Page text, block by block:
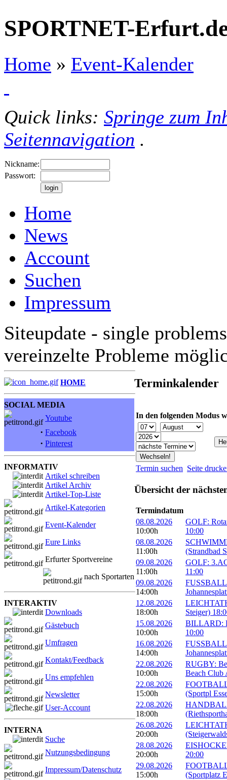
SPORTNET-
Home » Event-Kalender
Quick links: Springe zum
Seitennavigation .
Nickname:
Passwort:
Home
News
Account
Suchen
Impressum
Siteupdate - single
vereinzelte Probleme
HOME
SOCIAL MEDIA
Youtube
· Facebook
· Pinterest
INFORMATIV
Artikel schreiben
Artikel Archiv
Artikel-Top-Liste
Artikel-Kategorien
Event-Kalender
Eure Links
Erfurter Sportvereine
nach Sportarten
INTERAKTIV
Downloads
Gästebuch
Umfragen
Kontakt/Feedback
Uns empfehlen
Newsletter
User-Account
INTERNA
Suche
Nutzungsbedingung
Impressum/Datenschutz
Terminkalender
In den folgenden Modus
Termin suchen Seite
Übersicht der
Termindatum
08.08.2026
10:00h
GOLF:
10:00
08.08.2026
11:00h
(Strandbad
09.08.2026
11:00h
GOLF:
11:00
09.08.2026
14:00h
12.08.2026
18:00h
Steiger)
15.08.2026
10:00h
BILLARD:
10:00
16.08.2026
14:00h
22.08.2026
10:00h
RUGBY:
Beach Club
22.08.2026
15:00h
(Sportpl
22.08.2026
18:00h
26.08.2026
20:00h
28.08.2026
20:00h
20:00
29.08.2026
15:00h
(Sportplatz